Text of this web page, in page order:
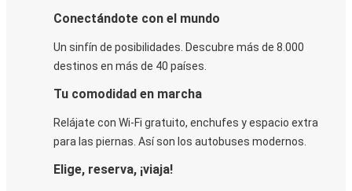
Conectándote con el mundo
Un sinfín de posibilidades. Descubre más de 8.000
destinos en más de 40 países.
Tu comodidad en marcha
Relájate con Wi-Fi gratuito, enchufes y espacio extra
para las piernas. Así son los autobuses modernos.
Elige, reserva, ¡viaja!